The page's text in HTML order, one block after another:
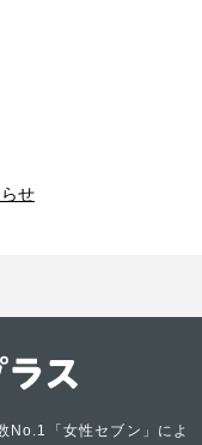
せ
No.1「女性セブン」によ